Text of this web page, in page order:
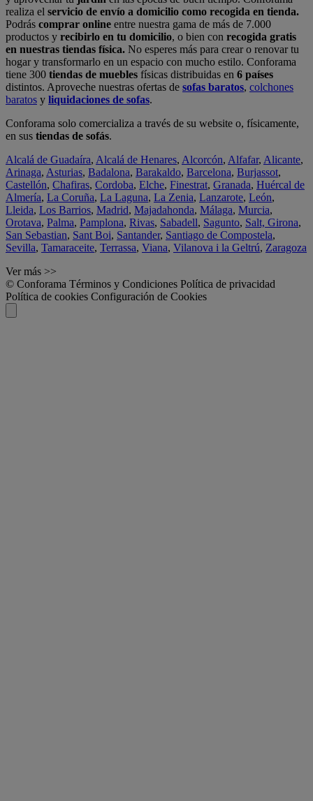
realiza el servicio de envío a domicilio como recogida en tienda.
Podrás comprar online entre nuestra gama de más de 7.000
productos y recibirlo en tu domicilio, o bien con recogida gratis
en nuestras tiendas física. No esperes más para crear o renovar tu
hogar y transformarlo en un espacio con mucho estilo. Conforama
tiene 300 tiendas de muebles físicas distribuidas en 6 países
distintos. Aproveche nuestras ofertas de sofas baratos, colchones
baratos y liquidaciones de sofas.
Conforama solo comercializa a través de su website o, físicamente,
en sus tiendas de sofás.
Alcalá de Guadaíra, Alcalá de Henares, Alcorcón, Alfafar, Alicante,
Arinaga, Asturias, Badalona, Barakaldo, Barcelona, Burjassot,
Castellón, Chafiras, Cordoba, Elche, Finestrat, Granada, Huércal de
Almería, La Coruña, La Laguna, La Zenia, Lanzarote, León,
Lleida, Los Barrios, Madrid, Majadahonda, Málaga, Murcia,
Orotava, Palma, Pamplona, Rivas, Sabadell, Sagunto, Salt, Girona,
San Sebastian, Sant Boi, Santander, Santiago de Compostela,
Sevilla, Tamaraceite, Terrassa, Viana, Vilanova i la Geltrú, Zaragoza
Ver más >>
© Conforama Términos y Condiciones Política de privacidad
Política de cookies Configuración de Cookies